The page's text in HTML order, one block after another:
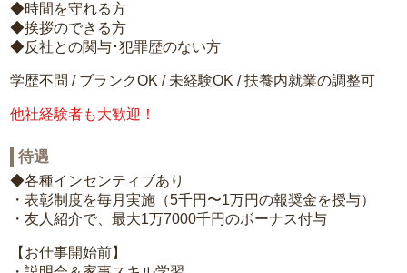
◆時間を守れる方
◆挨拶のできる方
◆反社との関与･犯罪歴のない方
学歴不問 / ブランクOK / 未経験OK / 扶養内就業の調整可
他社経験者も大歓迎！
待遇
◆各種インセンティブあり
・表彰制度を毎月実施（5千円〜1万円の報奨金を授与）
・友人紹介で、最大1万7000千円のボーナス付与
【お仕事開始前】